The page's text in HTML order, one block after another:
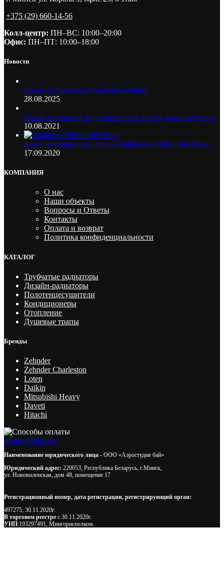
+375 (29) 660-14-56
Колл-центр: ПН–ВС: 10:00–20:00​
Офис: ПН–ПТ: 10:00–18:00
Новости
Какие радиаторы отопления лучше?
28.08.2025
Какой трубчатый радиатор ставят у себя дома продавцы
10.08.2021
Какой кондиционер лучше Daikin или Mitsubishi Heavy
17.09.2020
КОМПАНИЯ
О нас
Наши объекты
Вопросы и Ответы
Контакты
Оплата и возврат
Политика конфиденциальности
КАТАЛОГ
Трубчатые радиаторы
Дизайн-радиаторы
Полотенцесушители
Кондиционеры
Отопление
Душевые трапы
Бренды
Zehnder
Zehnder Charleston
Loten
Daikin
Mitsubishi Heavy
Daveti
Hitachi
AEROSTUDIA.BY
Наименование юридического лица - ООО «Аэростудия бай»
Юридический адрес: 220053, Республика Беларусь, г.Минск,
ул. Нововиленская, дом 48, помещение 17
Регистрационный номер, дата регистрации, регистрирующий орган:
497275, 30.11.2020г.
В торговом реестре с 30.11.2020г.
УНП:193297491, Мингорисполком.